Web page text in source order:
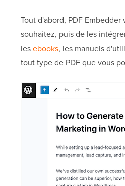
Tout d'abord, PDF
souhaitez, puis de les
lesebooks, les manuels
tout type de PDF que vous